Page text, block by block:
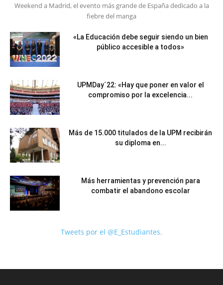
Weekend a Madrid, el evento más grande de España dedicado a la
fiebre del manga
«La Educación debe seguir siendo un bien
público accesible a todos»
UPMDay´22: «Hay que poner en valor el
compromiso por la excelencia...
Más de 15.000 titulados de la UPM recibirán
su diploma en...
Más herramientas y prevención para
combatir el abandono escolar
Tweets por el @E_Estudiantes.